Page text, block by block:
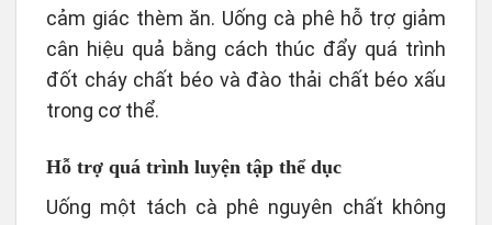
cảm giác thèm ăn. Uống cà phê hỗ trợ giảm
cân hiệu quả bằng cách thúc đẩy quá trình
đốt cháy chất béo và đào thải chất béo xấu
trong cơ thể.
Hỗ trợ quá trình luyện tập thể dục
Uống một tách cà phê nguyên chất không